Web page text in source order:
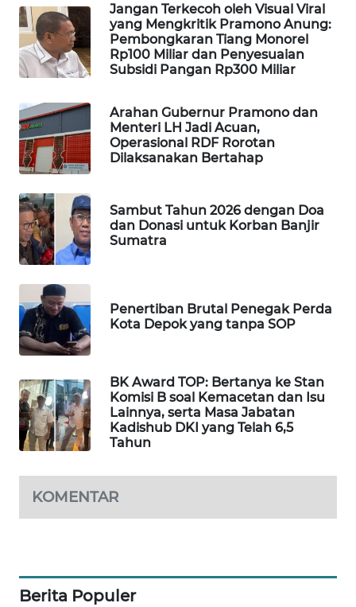
Jangan Terkecoh oleh Visual Viral
yang Mengkritik Pramono Anung:
Pembongkaran Tiang Monorel
Rp100 Miliar dan Penyesuaian
Subsidi Pangan Rp300 Miliar
Arahan Gubernur Pramono dan
Menteri LH Jadi Acuan,
Operasional RDF Rorotan
Dilaksanakan Bertahap
Sambut Tahun 2026 dengan Doa
dan Donasi untuk Korban Banjir
Sumatra
Penertiban Brutal Penegak Perda
Kota Depok yang tanpa SOP
BK Award TOP: Bertanya ke Stan
Komisi B soal Kemacetan dan Isu
Lainnya, serta Masa Jabatan
Kadishub DKI yang Telah 6,5
Tahun
KOMENTAR
Berita Populer
NEWS
WAHANA
TANI
WAHANA
ADVOKAT
WAHANA
INFRASTRUKTUR
WAHANA
KONSUMEN
WAHANA
LISTRIK
WAHANA
WAHANA
TV
ID
WAHANANEWS